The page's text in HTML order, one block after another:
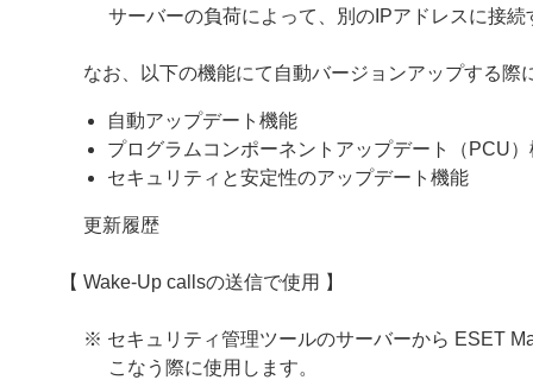
サーバーの負荷によって、別のIPアドレスに接
なお、以下の機能にて自動バージョンアップする際
自動アップデート機能
プログラムコンポーネントアップデート（PCU
セキュリティと安定性のアップデート機能
更新履歴
【 Wake-Up callsの送信で使用 】
※ セキュリティ管理ツールのサーバーから ESET
こなう際に使用します。